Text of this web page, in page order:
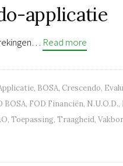
applicatie
Read more
, BOSA, Crescendo,
BOSA, FOD Financiën, N.U.O.D.,
, Toepassing, Traagheid,